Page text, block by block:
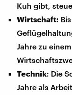
Kuh gibt,
Wirtschaft:
Jahre zu
Technik: Die
Jahre als